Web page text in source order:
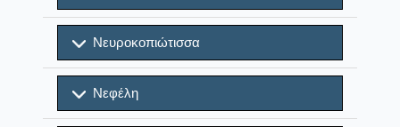
Νευροκοπιώτισσα
Νεφέλη